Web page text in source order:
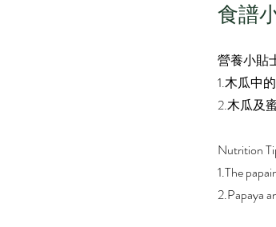
食譜
營養小貼
1.木瓜中
2.木瓜及
Nutrition
1.The
2.Papaya